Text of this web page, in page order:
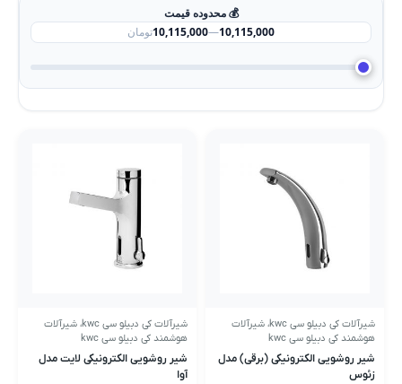
💰 محدوده قیمت
10,115,000
—
10,115,000تومان
شیرآلات کی دبیلو سی kwc ، شیرآلات
هوشمند کی دبیلو سی kwc
شیر روشویی الکترونیکی (برقی) مدل
زئوس
شیرآلات کی دبیلو سی kwc ، شیرآلات
هوشمند کی دبیلو سی kwc
شیر روشویی الکترونیکی لایت مدل
آوا